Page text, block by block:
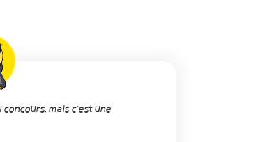
mais c'est une